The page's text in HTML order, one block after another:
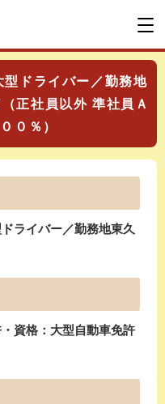
型ドライバー／勤務地
正社員以外 準社員Ａ
０％）
ライバー／勤務地東久
資格：大型自動車免許